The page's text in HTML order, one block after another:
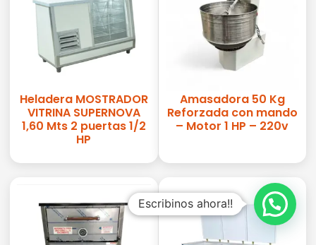
Heladera MOSTRADOR
VITRINA SUPERNOVA
1,60 Mts 2 puertas 1/2
HP
Amasadora 50 Kg
Reforzada con mando
– Motor 1 HP – 220v
Escribinos ahora!!